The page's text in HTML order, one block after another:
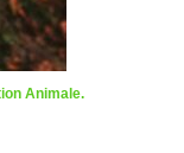
Animale.